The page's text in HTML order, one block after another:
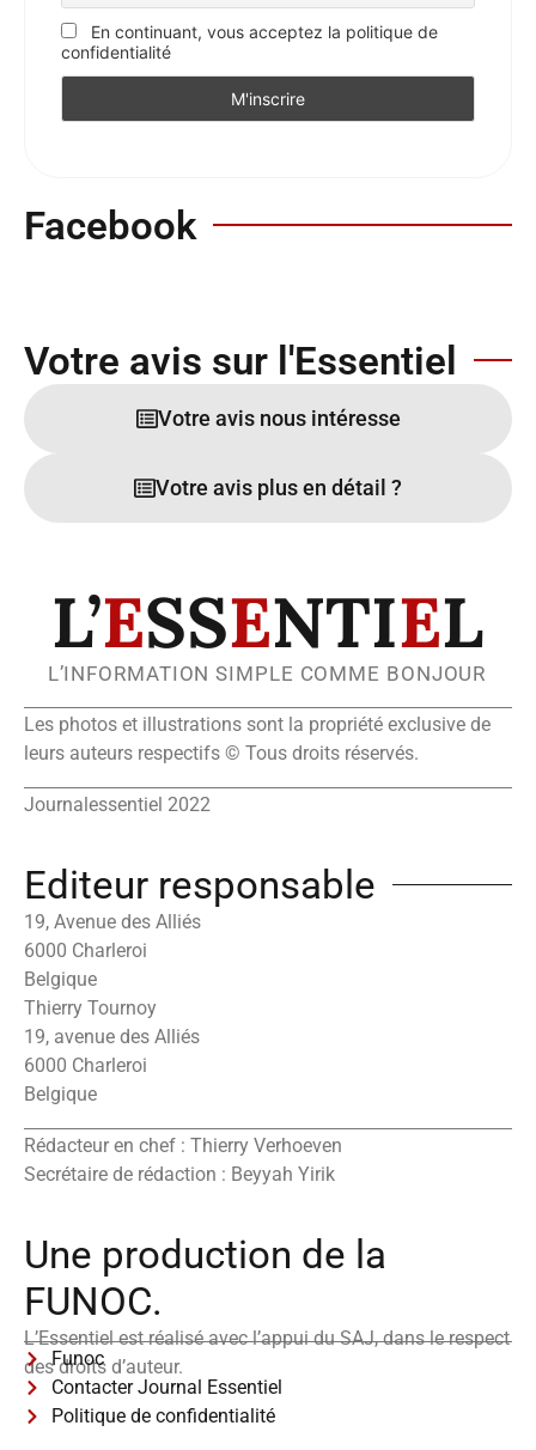
En continuant, vous acceptez la politique de
confidentialité
Facebook
Votre avis sur l'Essentiel
Votre avis nous intéresse
Votre avis plus en détail ?
L’ESSENTIEL
L’INFORMATION SIMPLE COMME BONJOUR
Les photos et illustrations sont la propriété exclusive de
leurs auteurs respectifs © Tous droits réservés.
Journalessentiel 2022
Editeur responsable
19, Avenue des Alliés
6000 Charleroi
Belgique
Thierry Tournoy
19, avenue des Alliés
6000 Charleroi
Belgique
Rédacteur en chef : Thierry Verhoeven
Secrétaire de rédaction : Beyyah Yirik
Une production de la
FUNOC.
L’Essentiel est réalisé avec l’appui du SAJ, dans le respect
des droits d’auteur.
Funoc
Contacter Journal Essentiel
Politique de confidentialité